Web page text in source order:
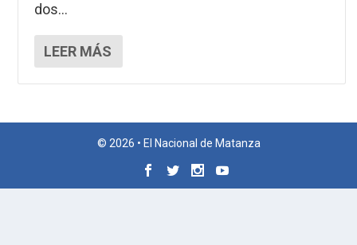
dos...
LEER MÁS
© 2026 • El Nacional de Matanza